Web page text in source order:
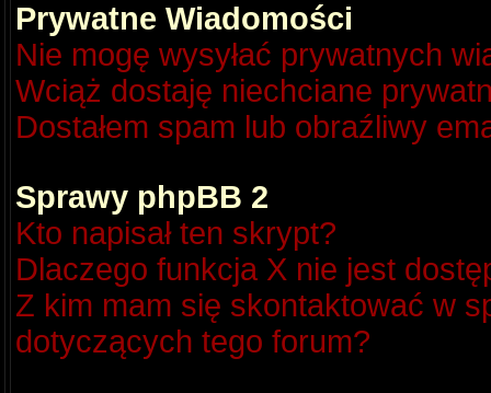
Prywatne Wiadomości
Nie mogę wysyłać prywatnych
Wciąż dostaję niechciane
Dostałem spam lub obraźliwy
Sprawy phpBB 2
Kto napisał ten skrypt?
Dlaczego funkcja X nie jest
Z kim mam się skontaktować w
dotyczących tego forum?